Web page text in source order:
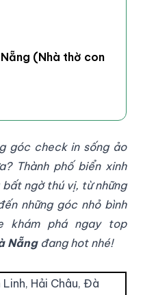
(Nhà thờ con
góc check in sống ảo
Thành phố biển xinh
ngờ thú vị, từ những
những góc nhỏ bình
khám phá ngay top
Nẵngđang hot nhé!
Hải Châu, Đà